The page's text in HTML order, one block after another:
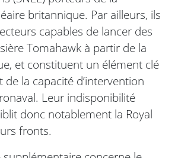
britannique. Par ailleurs, ils
capables de lancer des
Tomahawk à partir de la
et constituent un élément clé
de la capacité d’intervention
Leur indisponibilité
donc notablement la Royal
fronts.